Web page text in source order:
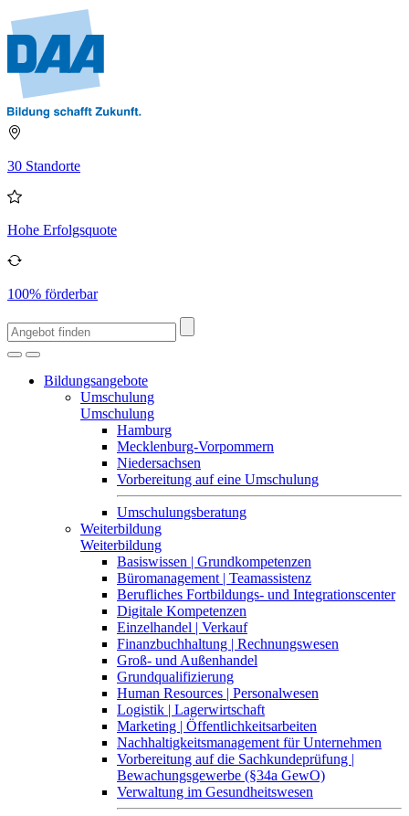
30 Standorte
Hohe Erfolgsquote
100% förderbar
Bildungsangebote
Umschulung
Umschulung
Hamburg
Mecklenburg-Vorpommern
Niedersachsen
Vorbereitung auf eine Umschulung
Umschulungsberatung
Weiterbildung
Weiterbildung
Basiswissen | Grundkompetenzen
Büromanagement | Teamassistenz
Berufliches Fortbildungs- und Integrationscenter
Digitale Kompetenzen
Einzelhandel | Verkauf
Finanzbuchhaltung | Rechnungswesen
Groß- und Außenhandel
Grundqualifizierung
Human Resources | Personalwesen
Logistik | Lagerwirtschaft
Marketing | Öffentlichkeitsarbeiten
Nachhaltigkeitsmanagement für Unternehmen
Vorbereitung auf die Sachkundeprüfung |
Bewachungsgewerbe (§34a GewO)
Verwaltung im Gesundheitswesen